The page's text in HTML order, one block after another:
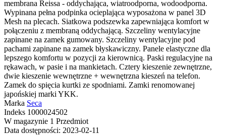
membrana Reissa - oddychająca, wiatroodporna, wodoodporna.
Wypinana pełna podpinka ocieplająca wyposażona w panel 3D
Mesh na plecach. Siatkowa podszewka zapewniająca komfort w
połączeniu z membraną oddychającą. Szczeliny wentylacyjne
zapinane na zamek gumowany. Szczeliny wentylacyjne pod
pachami zapinane na zamek błyskawiczny. Panele elastyczne dla
lepszego komfortu w pozycji za kierownicą. Paski regulacyjne na
rękawach, w pasie i na mankietach. Cztery kieszenie zewnętrzne,
dwie kieszenie wewnętrzne + wewnętrzna kieszeń na telefon.
Zamek do spięcia kurtki ze spodniami. Zamki renomowanej
japońskiej marki YKK.
Marka Seca
Indeks 1000024502
W magazynie 1 Przedmiot
Data dostępności: 2023-02-11